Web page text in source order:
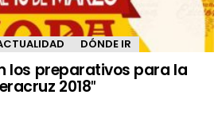
DÓNDE IR
los preparativos para la
2018″